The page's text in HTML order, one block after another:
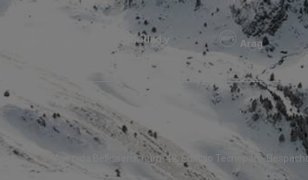
Seguridad y
confianza:
Arag
Avenida Bellissens, núm. 42, Edificio Tecnoparc.